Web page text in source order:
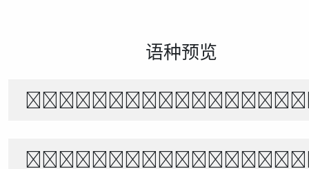
语种预览
风起时，花落无声。月下独行，山水
The quick brown